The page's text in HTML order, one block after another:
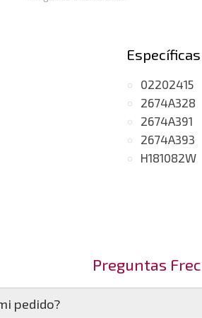
02202415
2674A328
2674A391
2674A393
H181082W
Preguntas
pedido?